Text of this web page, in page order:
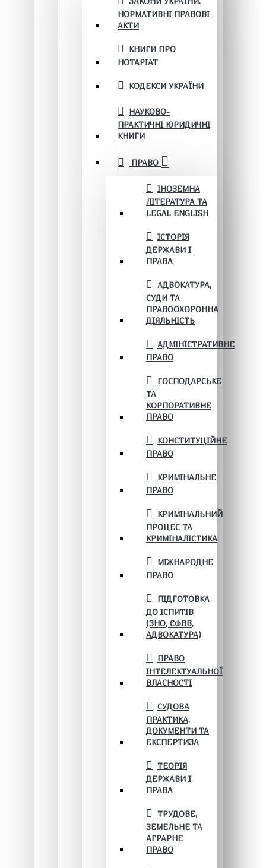
НОРМАТИВНІ ПРАВОВІ
АКТИ
КНИГИ ПРО
НОТАРІАТ
КОДЕКСИ УКРАЇНИ
НАУКОВО-
ПРАКТИЧНІ ЮРИДИЧНІ
КНИГИ
ПРАВО
ІНОЗЕМНА
ЛІТЕРАТУРА ТА
LEGAL ENGLISH
ІСТОРІЯ
ДЕРЖАВИ І
ПРАВА
АДВОКАТУРА,
СУДИ ТА
ПРАВООХОРОННА
ДІЯЛЬНІСТЬ
АДМІНІСТРАТИВНЕ
ПРАВО
ГОСПОДАРСЬКЕ
ТА
КОРПОРАТИВНЕ
ПРАВО
КОНСТИТУЦІЙНЕ
ПРАВО
КРИМІНАЛЬНЕ
ПРАВО
КРИМІНАЛЬНИЙ
ПРОЦЕС ТА
КРИМІНАЛІСТИКА
МІЖНАРОДНЕ
ПРАВО
ПІДГОТОВКА
ДО ІСПИТІВ
(ЗНО, ЄФВВ,
АДВОКАТУРА)
ПРАВО
ІНТЕЛЕКТУАЛЬНОЇ
ВЛАСНОСТІ
СУДОВА
ПРАКТИКА,
ДОКУМЕНТИ ТА
ЕКСПЕРТИЗА
ТЕОРІЯ
ДЕРЖАВИ І
ПРАВА
ТРУДОВЕ,
ЗЕМЕЛЬНЕ ТА
АГРАРНЕ
ПРАВО